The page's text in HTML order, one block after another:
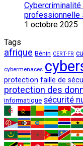
professionnelle
1 octobre 2025
Tags
afrique Bénin CERT-FR
cybermenaces
protection faille de
protection des
informatique sécurité